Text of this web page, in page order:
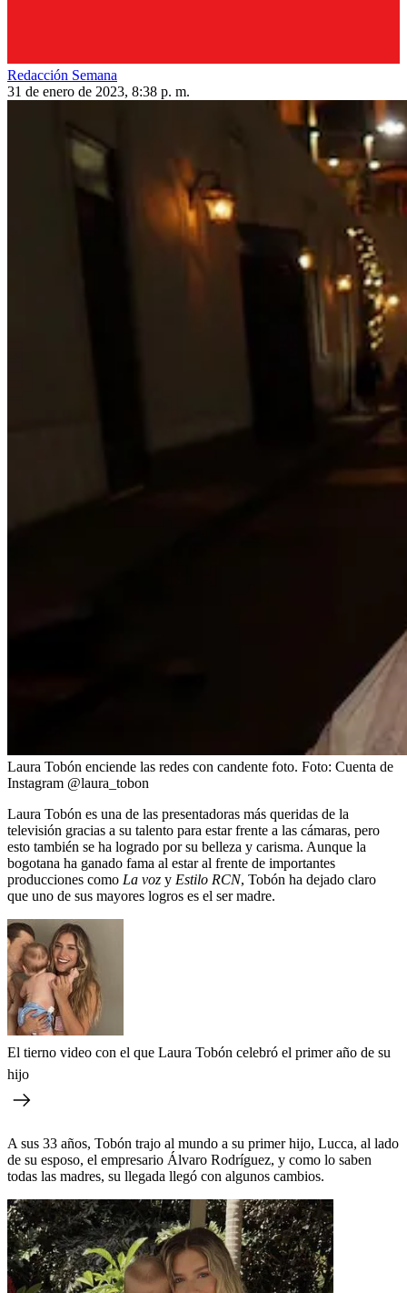
Redacción Semana
31 de enero de 2023, 8:38 p. m.
Laura Tobón enciende las redes con candente foto. Foto: Cuenta de
Instagram @laura_tobon
Laura Tobón es una de las presentadoras más queridas de la
televisión gracias a su talento para estar frente a las cámaras, pero
esto también se ha logrado por su belleza y carisma. Aunque la
bogotana ha ganado fama al estar al frente de importantes
producciones como La voz y Estilo RCN, Tobón ha dejado claro
que uno de sus mayores logros es el ser madre.
El tierno video con el que Laura Tobón celebró el primer año de su
hijo
A sus 33 años, Tobón trajo al mundo a su primer hijo, Lucca, al lado
de su esposo, el empresario Álvaro Rodríguez, y como lo saben
todas las madres, su llegada llegó con algunos cambios.